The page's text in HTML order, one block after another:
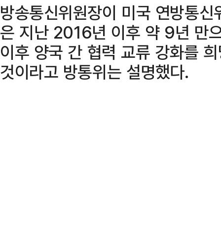
방송통신위원장이 미국 연방통
은 지난 2016년 이후 약 9년 만
이후 양국 간 협력 교류 강화를
것이라고 방통위는 설명했다.